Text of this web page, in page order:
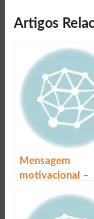
Artigos
Mensagem
motivacional –